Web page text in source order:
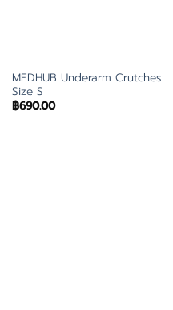
MEDHUB Underarm Crutches
Size S
฿690.00